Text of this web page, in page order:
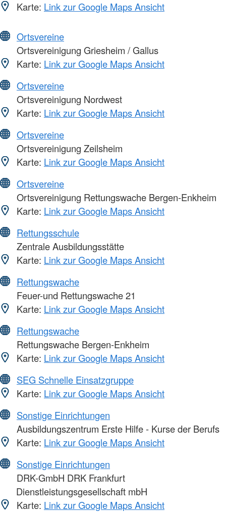
Karte: Link zur Google Maps Ansicht
Ortsvereine
Ortsvereinigung Griesheim / Gallus
Karte: Link zur Google Maps Ansicht
Ortsvereine
Ortsvereinigung Nordwest
Karte: Link zur Google Maps Ansicht
Ortsvereine
Ortsvereinigung Zeilsheim
Karte: Link zur Google Maps Ansicht
Ortsvereine
Ortsvereinigung Rettungswache Bergen-Enkheim
Karte: Link zur Google Maps Ansicht
Rettungsschule
Zentrale Ausbildungsstätte
Karte: Link zur Google Maps Ansicht
Rettungswache
Feuer-und Rettungswache 21
Karte: Link zur Google Maps Ansicht
Rettungswache
Rettungswache Bergen-Enkheim
Karte: Link zur Google Maps Ansicht
SEG Schnelle Einsatzgruppe
Karte: Link zur Google Maps Ansicht
Sonstige Einrichtungen
Ausbildungszentrum Erste Hilfe - Kurse der Berufs
Karte: Link zur Google Maps Ansicht
Sonstige Einrichtungen
DRK-GmbH DRK Frankfurt
Dienstleistungsgesellschaft mbH
Karte: Link zur Google Maps Ansicht